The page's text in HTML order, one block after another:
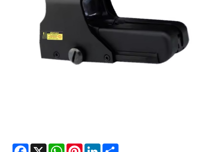
Facebook
X WhatsAppPinterestLinkedIn